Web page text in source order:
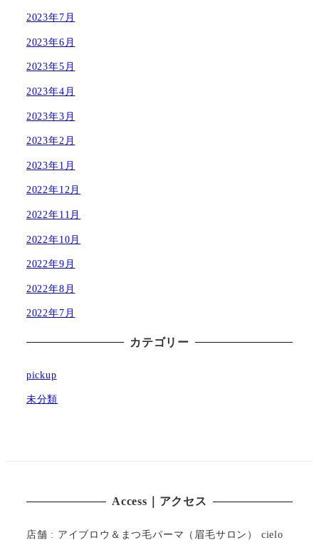
2023年7月
2023年6月
2023年5月
2023年4月
2023年3月
2023年2月
2023年1月
2022年12月
2022年11月
2022年10月
2022年9月
2022年8月
2022年7月
カテゴリー
pickup
未分類
Access｜アクセス
店舗 : アイブロウ＆まつ毛パーマ（眉毛サロン） cielo